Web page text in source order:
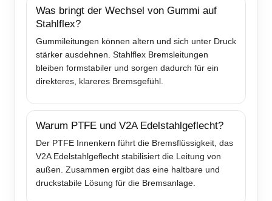
Was bringt der Wechsel von Gummi auf
Stahlflex?
Gummileitungen können altern und sich unter Druck
stärker ausdehnen. Stahlflex Bremsleitungen
bleiben formstabiler und sorgen dadurch für ein
direkteres, klareres Bremsgefühl.
Warum PTFE und V2A Edelstahlgeflecht?
Der PTFE Innenkern führt die Bremsflüssigkeit, das
V2A Edelstahlgeflecht stabilisiert die Leitung von
außen. Zusammen ergibt das eine haltbare und
druckstabile Lösung für die Bremsanlage.